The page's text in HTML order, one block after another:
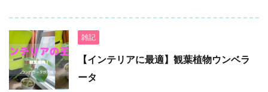
雑記
【インテリアに最適】観葉植物ウンベラ
ータ